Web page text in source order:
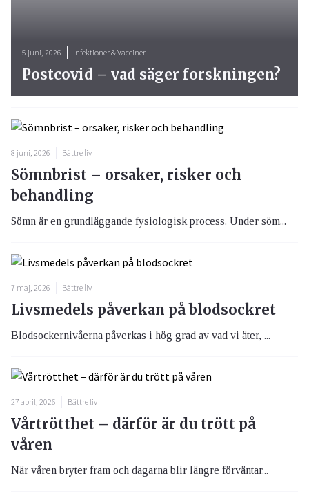
5 juni, 2026 Infektioner & Vacciner
Postcovid – vad säger forskningen?
8 juni, 2026 Bättre liv
Sömnbrist – orsaker, risker och
behandling
Sömn är en grundläggande fysiologisk process. Under söm...
7 maj, 2026 Bättre liv
Livsmedels påverkan på blodsockret
Blodsockernivåerna påverkas i hög grad av vad vi äter, ...
27 april, 2026 Bättre liv
Vårtrötthet – därför är du trött på
våren
När våren bryter fram och dagarna blir längre förväntar...